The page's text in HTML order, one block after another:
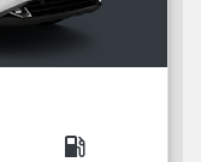
local_gas_station